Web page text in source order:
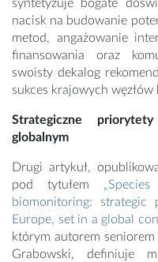
syntetyzuje bogate
nacisk na budowanie
metod, angażowanie
finansowania oraz
swoisty dekalog
sukces krajowych
Strategiczne
globalnym
Drugi artykuł,
pod tytułem
biomonitoring:
Europe, set in a global
którym autorem
Grabowski, definiuje